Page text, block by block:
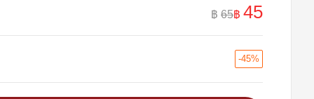
฿ 65฿ 45
-45%